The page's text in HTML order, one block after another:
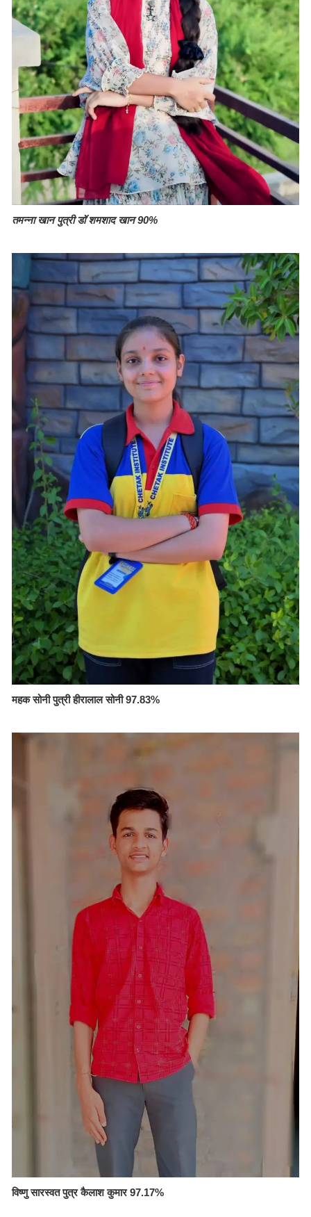
तमन्ना खान पुत्री डॉ शमशाद खान 90%
महक सोनी पुत्री हीरालाल सोनी 97.83%
विष्णु सारस्वत पुत्र कैलाश कुमार 97.17%